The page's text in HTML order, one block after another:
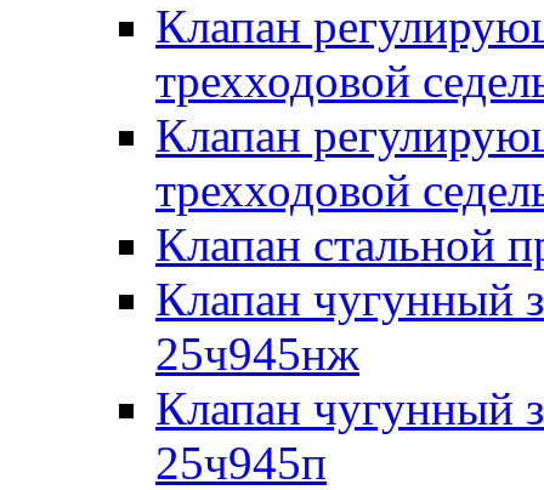
Клапан
трехходовой
Клапан
трехходовой
Клапан стальной
Клапан чугунный
25ч945нж
Клапан чугунный
25ч945п